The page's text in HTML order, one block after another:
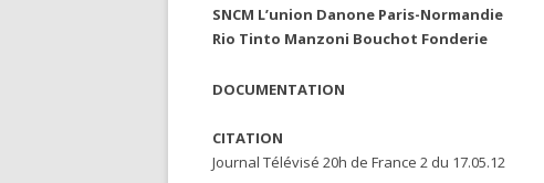
SNCM L’union Danone Paris-Normandie
Rio Tinto Manzoni Bouchot Fonderie
DOCUMENTATION
CITATION
Journal Télévisé 20h de France 2 du 17.05.12